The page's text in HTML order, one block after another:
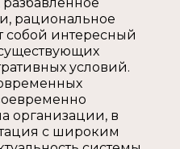
рациональное
собой интересный
условий.
организации, в
с широким